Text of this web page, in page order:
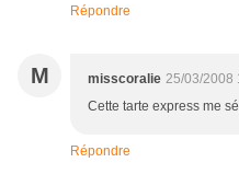
Répondre
M misscoralie 25/03/2008
Cette tarte express me
Répondre